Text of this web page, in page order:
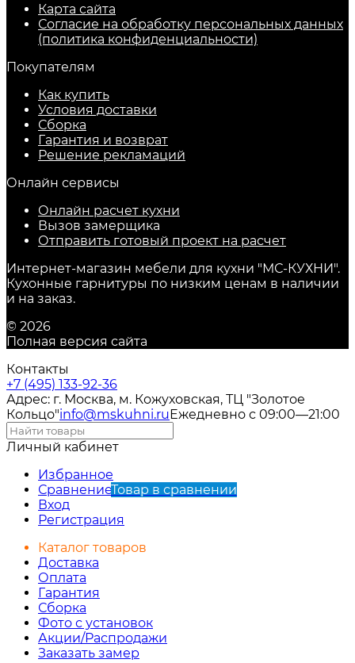
Карта сайта
Согласие на обработку персональных данных
(политика конфиденциальности)
Покупателям
Как купить
Условия доставки
Сборка
Гарантия и возврат
Решение рекламаций
Онлайн сервисы
Онлайн расчет кухни
Вызов замерщика
Отправить готовый проект на расчет
Интернет-магазин мебели для кухни "МС-КУХНИ".
Кухонные гарнитуры по низким ценам в наличии
и на заказ.
© 2026
Полная версия сайта
Контакты
+7 (495) 133-92-36
Адрес: г. Москва, м. Кожуховская, ТЦ "Золотое
Кольцо"info@mskuhni.ruЕжедневно с 09:00—21:00
Личный кабинет
Избранное
СравнениеТовар в сравнении
Вход
Регистрация
Каталог товаров
Доставка
Оплата
Гарантия
Сборка
Фото с установок
Акции/Распродажи
Заказать замер